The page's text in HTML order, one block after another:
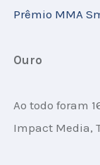
Prêmio MMA
Ouro
Ao todo foram
Impact Media,